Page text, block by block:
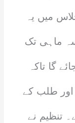
میں یہ
کی پہلی سہ ماہی تک
گا تاکہ
اور طلب کے
تنظیم نے